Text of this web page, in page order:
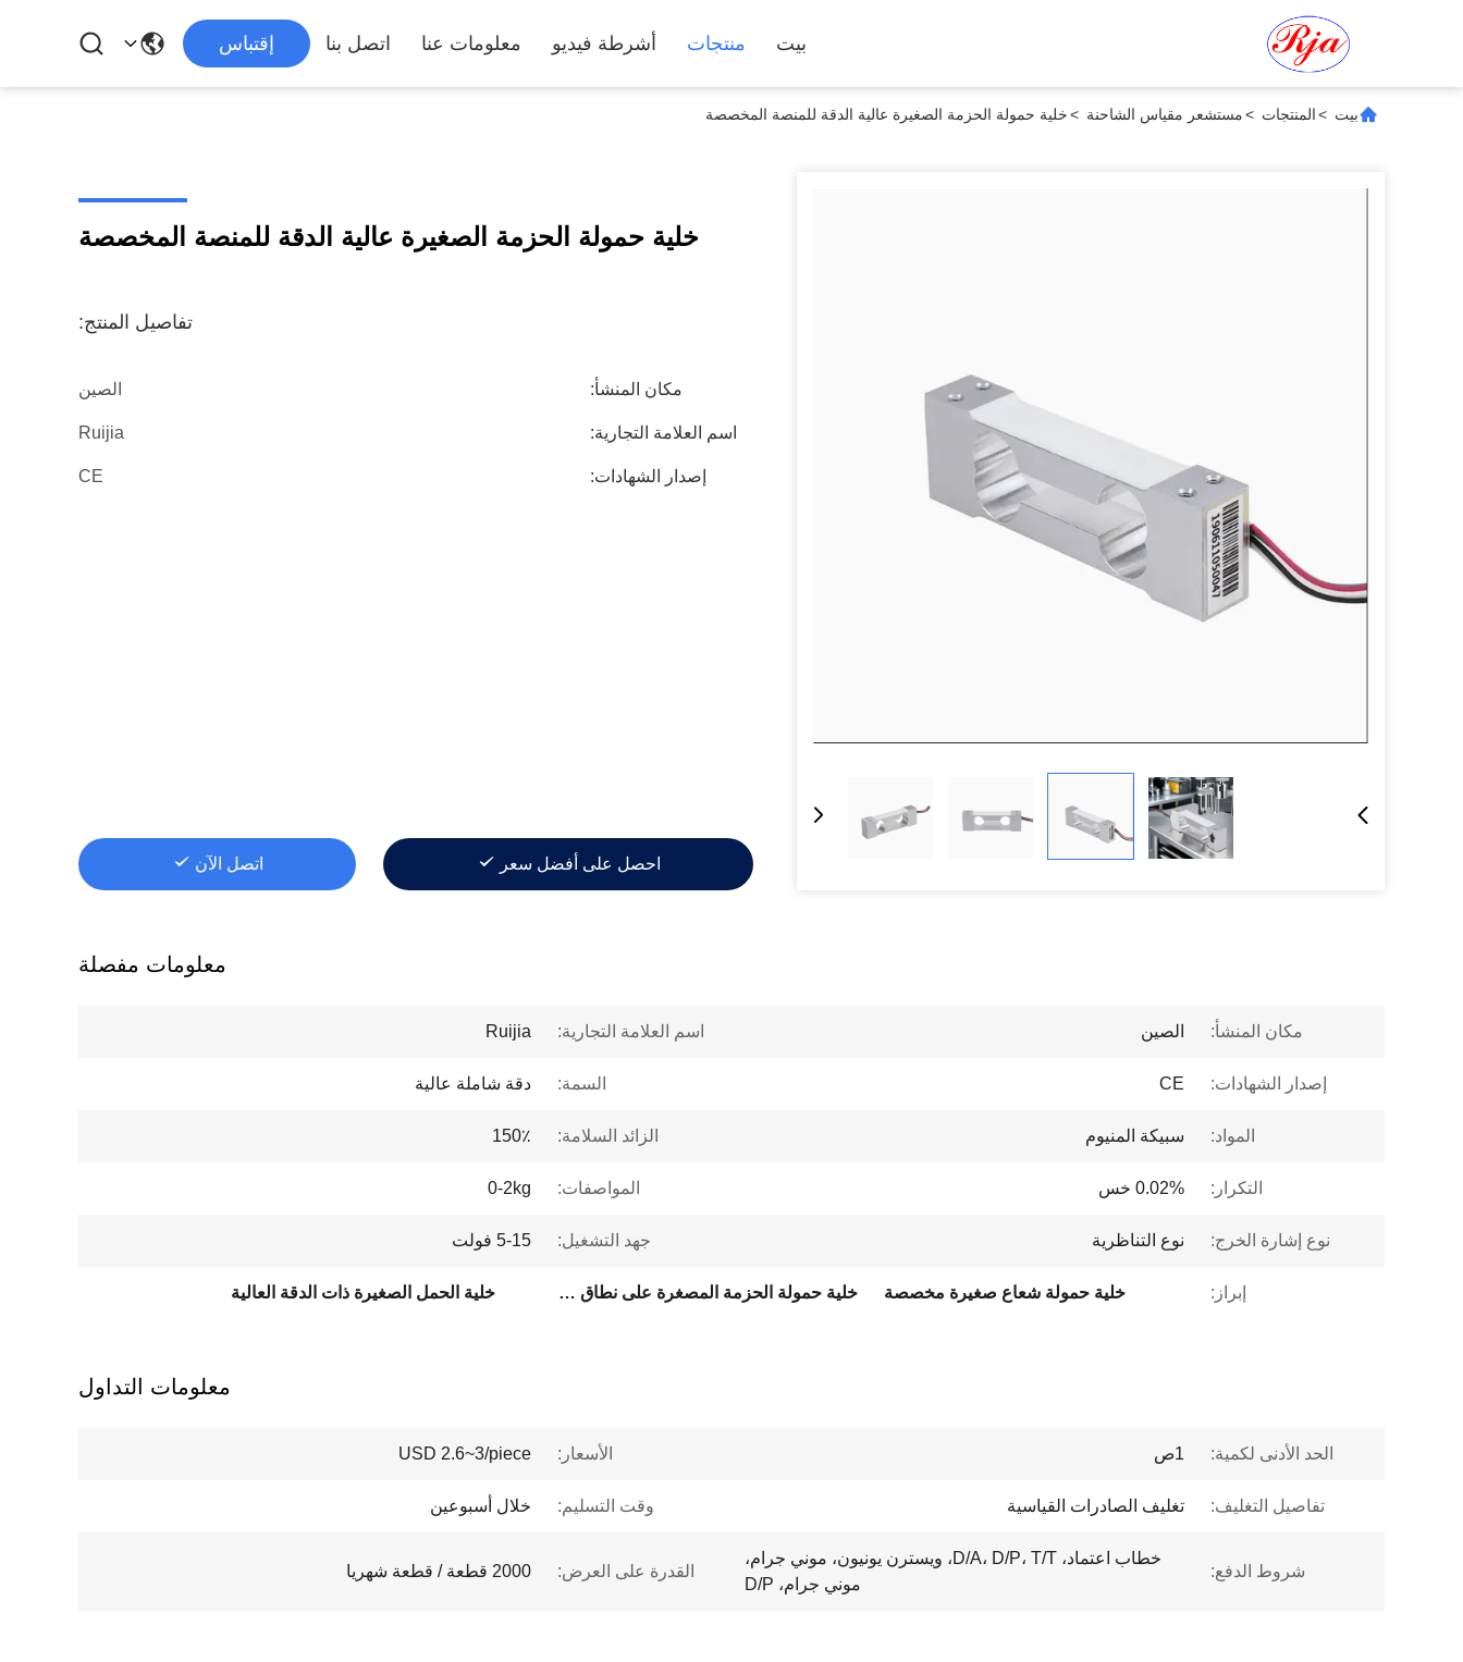
بيت منتجات أشرطة فيديو معلومات عنا اتصل بنا إقتباس
بيت >المنتجات >مستشعر مقياس الشاحنة >خلية حمولة الحزمة الصغيرة عالية الدقة للمنصة المخصصة
خلية حمولة الحزمة الصغيرة عالية الدقة للمنصة المخصصة
تفاصيل المنتج:
مكان المنشأ: الصين
اسم العلامة التجارية: Ruijia
إصدار الشهادات: CE
احصل على أفضل سعر اتصل الآن
معلومات مفصلة
مكان المنشأ: الصين اسم العلامة التجارية: Ruijia
إصدار الشهادات: CE السمة: دقة شاملة عالية
المواد: سبيكة المنيوم الزائد السلامة: 150٪
التكرار: 0.02% خس المواصفات: 0-2kg
نوع إشارة الخرج: نوع التناظرية جهد التشغيل: 5-15 فولت
إبراز: خلية حمولة شعاع صغيرة مخصصة خلية حمولة الحزمة المصغرة على نطاق المنصة خلية الحمل الصغيرة ذات الدقة العالية
معلومات التداول
الحد الأدنى لكمية: 1ص الأسعار: USD 2.6~3/piece
تفاصيل التغليف: تغليف الصادرات القياسية وقت التسليم: خلال أسبوعين
شروط الدفع:
خطاب اعتماد، D/A، D/P، T/T، ويسترن يونيون، موني جرام،
موني جرام، D/P
القدرة على العرض: 2000 قطعة / قطعة شهريا